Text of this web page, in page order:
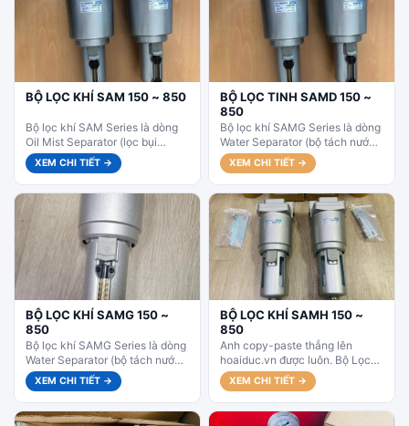
BỘ LỌC KHÍ SAM 150 ~ 850
Bộ lọc khí SAM Series là dòng
Oil Mist Separator (lọc bụi
sương dầu) cao cấp của SKP
Korea. Với...
XEM CHI TIẾT →
BỘ LỌC TINH SAMD 150 ~
850
Bộ lọc khí SAMG Series là dòng
Water Separator (bộ tách nước)
cao cấp của SKP Korea. Với khả
năng...
XEM CHI TIẾT →
BỘ LỌC KHÍ SAMG 150 ~
850
Bộ lọc khí SAMG Series là dòng
Water Separator (bộ tách nước)
cao cấp của SKP Korea. Với khả
năng...
XEM CHI TIẾT →
BỘ LỌC KHÍ SAMH 150 ~
850
Anh copy-paste thẳng lên
hoaiduc.vn được luôn. Bộ Lọc
Khí Nén SKP SAMH Series 150
~ 850 (Micro Mist Separator) Bộ
lọc...
XEM CHI TIẾT →